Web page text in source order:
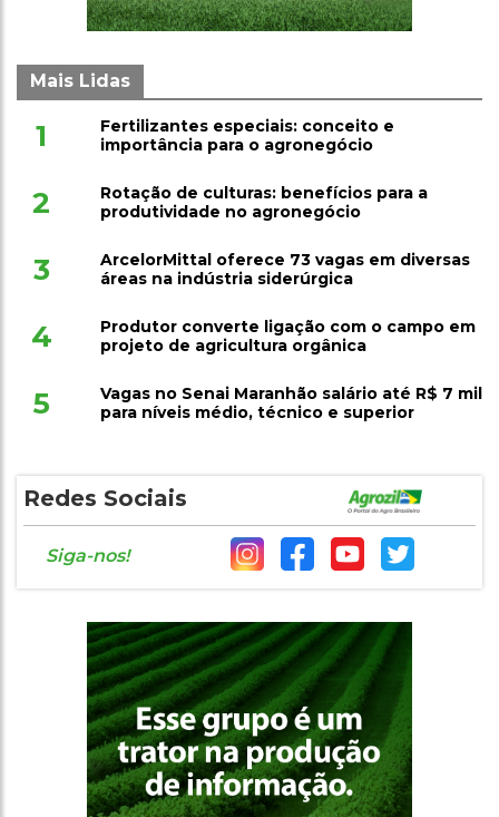
Mais Lidas
1
Fertilizantes especiais: conceito e
importância para o agronegócio
2
Rotação de culturas: benefícios para a
produtividade no agronegócio
3
ArcelorMittal oferece 73 vagas em diversas
áreas na indústria siderúrgica
4
Produtor converte ligação com o campo em
projeto de agricultura orgânica
5
Vagas no Senai Maranhão salário até R$ 7 mil
para níveis médio, técnico e superior
Redes Sociais
Siga-nos!